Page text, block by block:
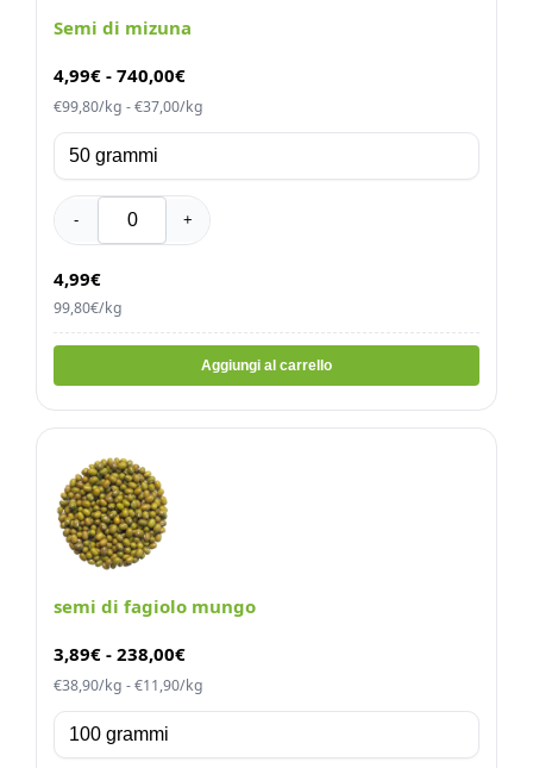
Semi di mizuna
4,99€ - 740,00€
€99,80/kg - €37,00/kg
- +
4,99€
99,80€/kg
Aggiungi al carrello
semi di fagiolo mungo
3,89€ - 238,00€
€38,90/kg - €11,90/kg